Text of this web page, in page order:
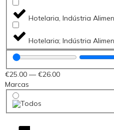
Hotelaria, Indústria
Hotelaria; Indústria
€25 .00 —€26.00
Marcas